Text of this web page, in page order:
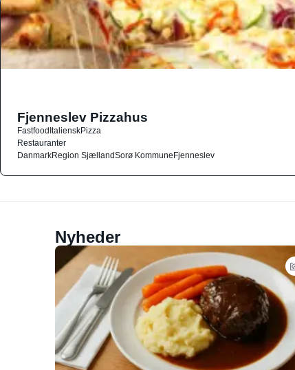
Fjenneslev Pizzahus
FastfoodItalienskPizza
Restauranter
DanmarkRegion SjællandSorø KommuneFjenneslev
Nyheder